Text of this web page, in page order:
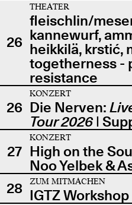
26
THEATER
fleischlin/
kannewurf,
heikkilä, krstić,
togetherness -
resistance
26
KONZERT
Die Nerven:
Tour 2026|
27
KONZERT
High on the
Noo Yelbek &
28
ZUM MITMACHEN
IGTZ Workshop